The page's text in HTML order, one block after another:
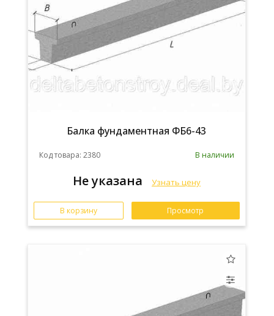
Балка фундаментная ФБ6-43
Код товара: 2380 В наличии
Не указана Узнать цену
В корзину Просмотр